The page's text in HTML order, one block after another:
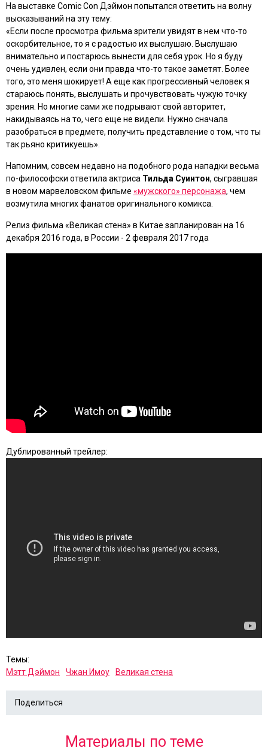
На выставке Comic Con Дэймон попытался ответить на волну
высказываний на эту тему:
«Если после просмотра фильма зрители увидят в нем что-то
оскорбительное, то я с радостью их выслушаю. Выслушаю
внимательно и постарюсь вынести для себя урок. Но я буду
очень удивлен, если они правда что-то такое заметят. Более
того, это меня шокирует! А еще как прогрессивный человек я
стараюсь понять, выслушать и прочувствовать чужую точку
зрения. Но многие сами же подрывают свой авторитет,
накидываясь на то, чего еще не видели. Нужно сначала
разобраться в предмете, получить представление о том, что ты
так рьяно критикуешь».
Напомним, совсем недавно на подобного рода нападки весьма
по-философски ответила актриса Тильда Суинтон, сыгравшая
в новом марвеловском фильме «мужского» персонажа, чем
возмутила многих фанатов оригинального комикса.
Релиз фильма «Великая стена» в Китае запланирован на 16
декабря 2016 года, в России - 2 февраля 2017 года
Дублированный трейлер:
Темы:
Мэтт Дэймон
Чжан Имоу Великая стена
Поделиться
Материалы по теме